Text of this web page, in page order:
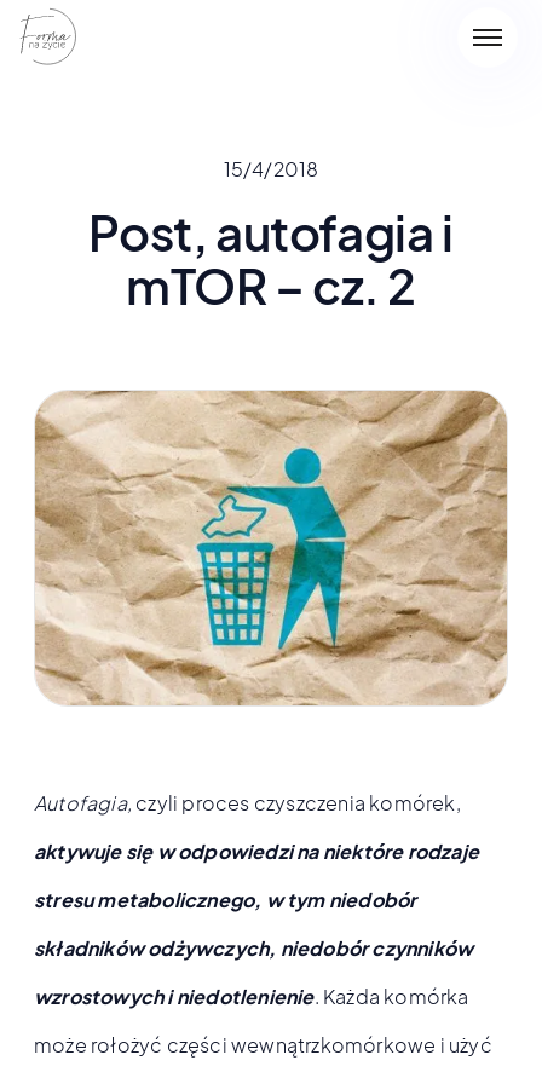
15/4/2018
Post, autofagia i
mTOR – cz. 2
Autofagia, czyli proces czyszczenia komórek,
aktywuje się w odpowiedzi na niektóre rodzaje
stresu metabolicznego, w tym niedobór
składników odżywczych, niedobór czynników
wzrostowych i niedotlenienie. Każda komórka
może rołożyć części wewnątrzkomórkowe i użyć